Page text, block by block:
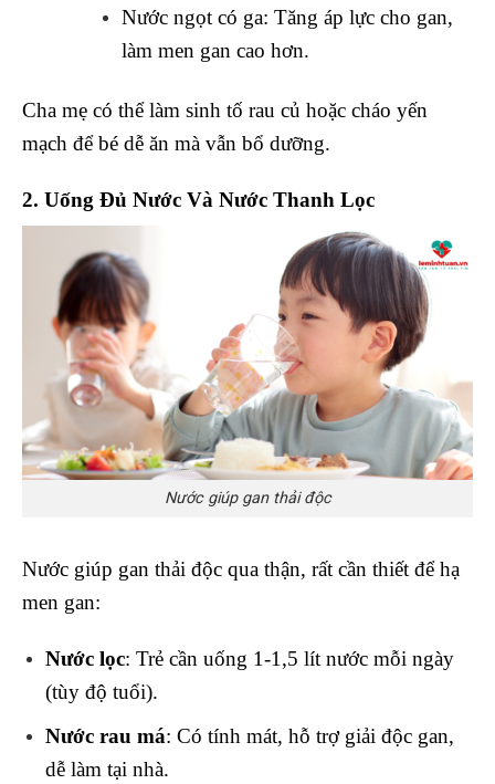
Nước ngọt có ga: Tăng áp lực cho gan,
làm men gan cao hơn.
Cha mẹ có thể làm sinh tố rau củ hoặc cháo yến
mạch để bé dễ ăn mà vẫn bổ dưỡng.
2. Uống Đủ Nước Và Nước Thanh Lọc
Nước giúp gan thải độc
Nước giúp gan thải độc qua thận, rất cần thiết để hạ
men gan:
Nước lọc: Trẻ cần uống 1-1,5 lít nước mỗi ngày
(tùy độ tuổi).
Nước rau má: Có tính mát, hỗ trợ giải độc gan,
dễ làm tại nhà.